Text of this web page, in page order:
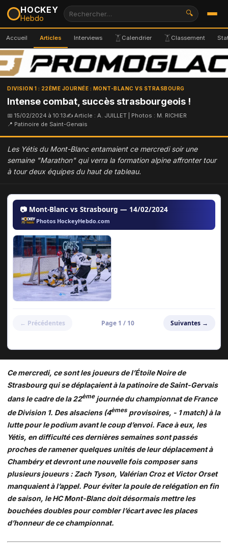
HOCKEY
Hebdo
🔍
Accueil Articles Interviews Calendrier Classement
DIVISION 1 : 22ÈME JOURNÉE : MONT-BLANC VS STRASBOURG
Intense combat, succès strasbourgeois !
📅 15/02/2024 à 10:13✍ Article : A. JUILLET | Photos : M. RICHIER
📍 Patinoire de Saint-Gervais
​Les Yétis du Mont-Blanc entamaient ce mercredi soir une
semaine "Marathon" qui verra la formation alpine affronter tour
à tour deux équipes du haut de tableau.
Ce mercredi, ce sont les joueurs de l’Étoile Noire de
Strasbourg qui se déplaçaient à la patinoire de Saint-Gervais
dans le cadre de la 22èmejournée du championnat de France
de Division 1. Des alsaciens (4èmes provisoires, - 1 match) à la
lutte pour le podium avant le coup d’envoi. Face à eux, les
Yétis, en difficulté ces dernières semaines sont passés
proches de ramener quelques unités de leur déplacement à
Chambéry et devront une nouvelle fois composer sans
plusieurs joueurs : Zach Tyson, Valérian Croz et Victor Orset
manquaient à l’appel. Pour éviter la poule de relégation en fin
de saison, le HC Mont-Blanc doit désormais mettre les
bouchées doubles pour combler l’écart avec les places
d’honneur de ce championnat.